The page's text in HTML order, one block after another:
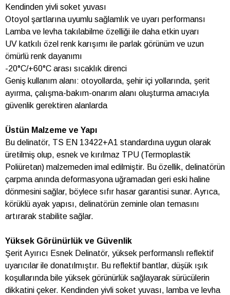
Kendinden yivli soket yuvası
Otoyol şartlarına uyumlu sağlamlık ve uyarı performansı
Lamba ve levha takılabilme özelliği ile daha etkin uyarı
UV katkılı özel renk karışımı ile parlak görünüm ve uzun
ömürlü renk dayanımı
-20°C/+60°C arası sıcaklık direnci
Geniş kullanım alanı: otoyollarda, şehir içi yollarında, şerit
ayırma, çalışma-bakım-onarım alanı oluşturma amacıyla
güvenlik gerektiren alanlarda
Üstün Malzeme ve Yapı
Bu delinatör, TS EN 13422+A1 standardına uygun olarak
üretilmiş olup, esnek ve kırılmaz TPU (Termoplastik
Poliüretan) malzemeden imal edilmiştir. Bu özellik, delinatörün
çarpma anında deformasyona uğramadan geri eski haline
dönmesini sağlar, böylece sıfır hasar garantisi sunar. Ayrıca,
körüklü ayak yapısı, delinatörün zeminle olan temasını
artırarak stabilite sağlar.
Yüksek Görünürlük ve Güvenlik
Şerit Ayırıcı Esnek Delinatör, yüksek performanslı reflektif
uyarıcılar ile donatılmıştır. Bu reflektif bantlar, düşük ışık
koşullarında bile yüksek görünürlük sağlayarak sürücülerin
dikkatini çeker. Kendinden yivli soket yuvası, lamba ve levha